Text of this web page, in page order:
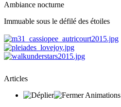
Ambiance nocturne
Immuable sous le défilé des étoiles
Articles
Animations